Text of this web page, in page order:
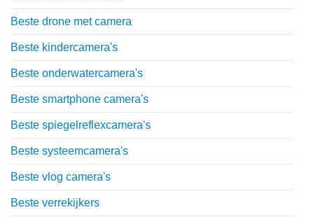
Beste drone met camera
Beste kindercamera's
Beste onderwatercamera's
Beste smartphone camera's
Beste spiegelreflexcamera's
Beste systeemcamera's
Beste vlog camera's
Beste verrekijkers